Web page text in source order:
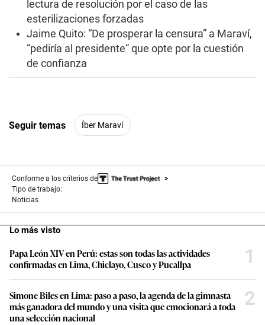
d
lectura de resolución por el caso de las
esterilizaciones forzadas
Jaime Quito: “De prosperar la censura” a Maraví,
“pediría al presidente” que opte por la cuestión
de confianza
Seguir temas Íber Maraví
Conforme a los criterios de
Tipo de trabajo:
Noticias
Lo más visto
Papa León XIV en Perú: estas son todas las actividades
confirmadas en Lima, Chiclayo, Cusco y Pucallpa
1
Simone Biles en Lima: paso a paso, la agenda de la gimnasta
más ganadora del mundo y una visita que emocionará a toda
una selección nacional
2